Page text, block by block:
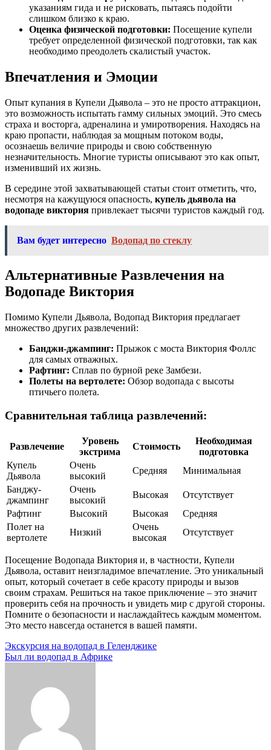
указаниям гида и не рисковать, пытаясь подойти
слишком близко к краю.
Оценка физической подготовки: Посещение купели
требует определенной физической подготовки, так как
необходимо преодолеть скалистый участок.
Впечатления и Эмоции
Опыт купания в Купели Дьявола – это не просто аттракцион,
это возможность испытать гамму сильных эмоций. Это смесь
страха и восторга, адреналина и умиротворения. Находясь на
краю пропасти, наблюдая за мощным потоком воды,
осознаешь величие природы и свою собственную
незначительность. Многие туристы описывают это как опыт,
изменивший их жизнь.
В середине этой захватывающей статьи стоит отметить, что,
несмотря на кажущуюся опасность, купель дьявола на
водопаде виктория привлекает тысячи туристов каждый год.
Вам будет интересно Водопад по стеклу
Альтернативные Развлечения на
Водопаде Виктория
Помимо Купели Дьявола, Водопад Виктория предлагает
множество других развлечений:
Банджи-джампинг: Прыжок с моста Виктория Фоллс
для самых отважных.
Рафтинг: Сплав по бурной реке Замбези.
Полеты на вертолете: Обзор водопада с высоты
птичьего полета.
Сравнительная таблица развлечений:
Развлечение
Уровень
экстрима
Стоимость
Необходимая
подготовка
Купель
Дьявола
Очень
высокий
Средняя
Минимальная
Банджу-
джампинг
Очень
высокий
Высокая
Отсутствует
Рафтинг
Высокий Высокая
Средняя
Полет на
вертолете
Низкий
Очень
высокая
Отсутствует
Посещение Водопада Виктория и, в частности, Купели
Дьявола, оставит неизгладимое впечатление. Это уникальный
опыт, который сочетает в себе красоту природы и вызов
своим страхам. Решиться на такое приключение – это значит
проверить себя на прочность и увидеть мир с другой стороны.
Помните о безопасности и наслаждайтесь каждым моментом.
Это место навсегда останется в вашей памяти.
Навигация
по
Экскурсия на водопад в Геленджике
Был ли водопад в Африке